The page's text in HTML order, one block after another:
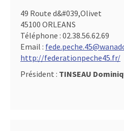
49 Route d&#039,Olivet
45100 ORLEANS
Téléphone : 02.38.56.62.69
Email :
http://federationpeche45.fr/
Président : TINSEAU